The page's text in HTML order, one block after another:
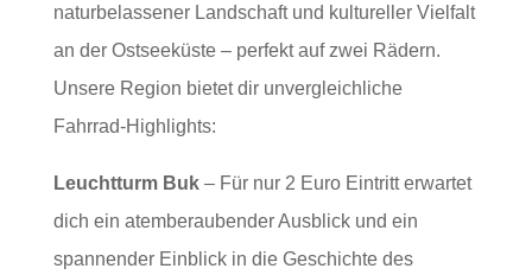
naturbelassener Landschaft und kultureller Vielfalt
an der Ostseeküste – perfekt auf zwei Rädern.
Unsere Region bietet dir unvergleichliche
Fahrrad-Highlights:
Leuchtturm Buk– Für nur 2 Euro Eintritt erwartet
dich ein atemberaubender Ausblick und ein
spannender Einblick in die Geschichte des